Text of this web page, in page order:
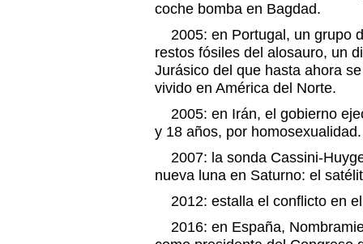
coche bomba en Bagdad.
2005: en Portugal, un grupo
restos fósiles del alosauro, un
Jurásico del que hasta ahora
vivido en América del Norte.
2005: en Irán, el gobierno
y 18 años, por homosexualidad.
2007: la sonda Cassini-
nueva luna en Saturno: el
2012: estalla el conflicto en
2016: en España,